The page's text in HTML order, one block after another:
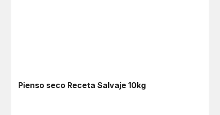
Pienso seco Receta Salvaje 10kg